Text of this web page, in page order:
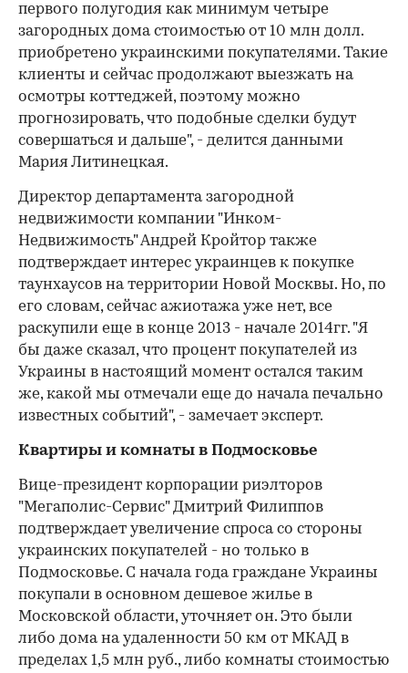
первого полугодия как минимум четыре
загородных дома стоимостью от 10 млн долл.
приобретено украинскими покупателями. Такие
клиенты и сейчас продолжают выезжать на
осмотры коттеджей, поэтому можно
прогнозировать, что подобные сделки будут
совершаться и дальше", - делится данными
Мария Литинецкая.
Директор департамента загородной
недвижимости компании "Инком-
Недвижимость" Андрей Кройтор также
подтверждает интерес украинцев к покупке
таунхаусов на территории Новой Москвы. Но, по
его словам, сейчас ажиотажа уже нет, все
раскупили еще в конце 2013 - начале 2014гг. "Я
бы даже сказал, что процент покупателей из
Украины в настоящий момент остался таким
же, какой мы отмечали еще до начала печально
известных событий", - замечает эксперт.
Квартиры и комнаты в Подмосковье
Вице-президент корпорации риэлторов
"Мегаполис-Сервис" Дмитрий Филиппов
подтверждает увеличение спроса со стороны
украинских покупателей - но только в
Подмосковье. С начала года граждане Украины
покупали в основном дешевое жилье в
Московской области, уточняет он. Это были
либо дома на удаленности 50 км от МКАД в
пределах 1,5 млн руб., либо комнаты стоимостью